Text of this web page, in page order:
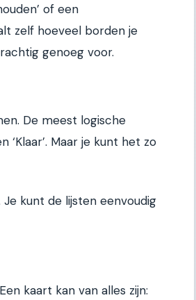
of een
zelf hoeveel borden je
genoeg voor.
De meest logische
‘Klaar’. Maar je kunt het zo
Je kunt de lijsten eenvoudig
kaart kan van alles zijn: